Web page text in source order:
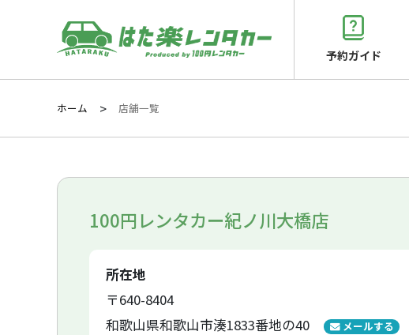
予約ガイド
ホーム 店舗一覧
100円レンタカー紀ノ川大橋店
所在地
〒640-8404
和歌山県和歌山市湊1833番地の40
メールする